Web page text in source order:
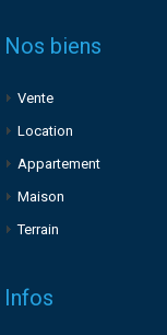
Nos biens
Vente
Location
Appartement
Maison
Terrain
Infos